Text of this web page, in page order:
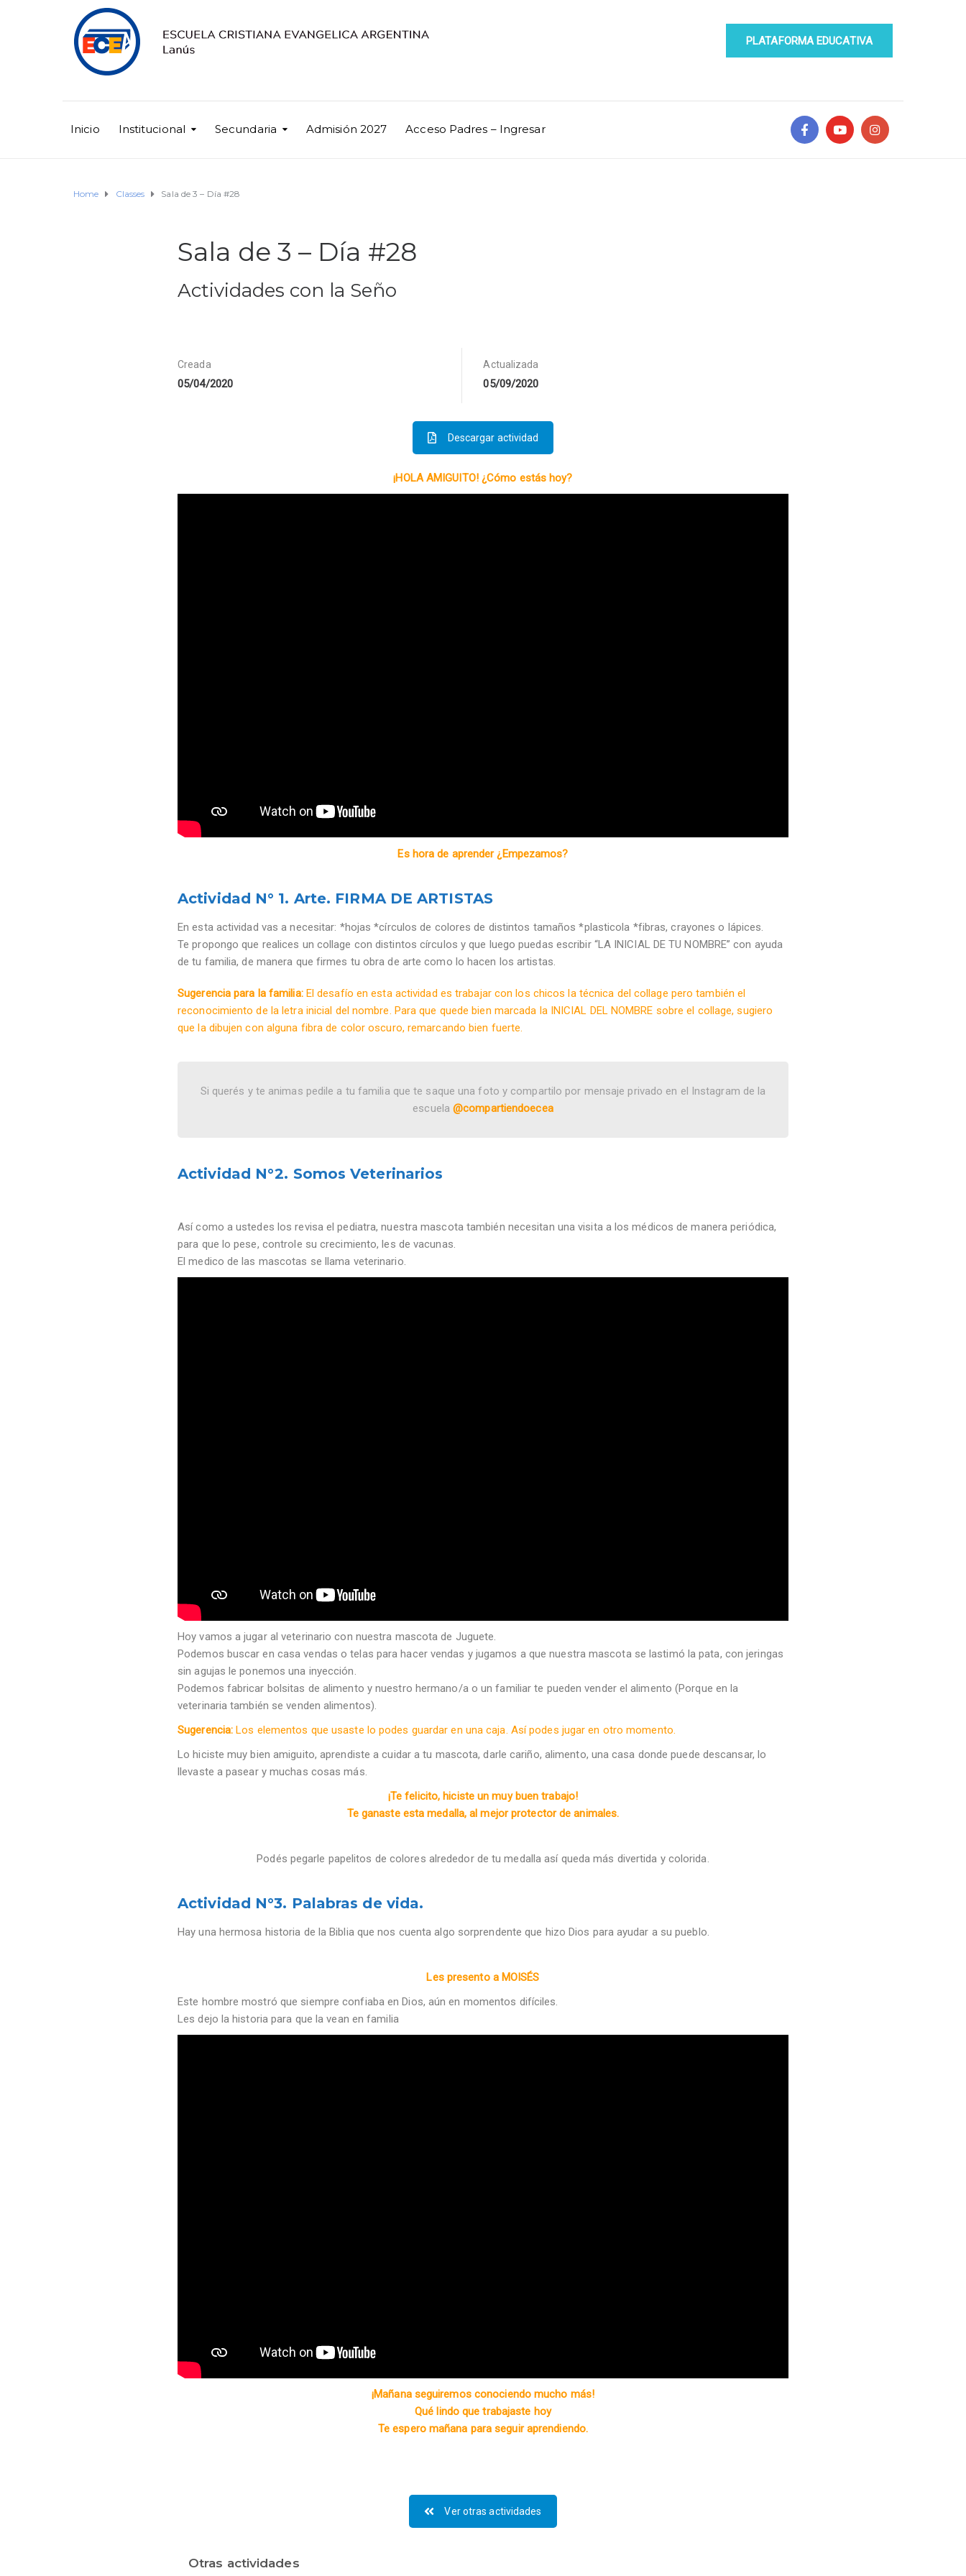
PLATAFORMA EDUCATIVA
Inicio Institucional Secundaria Admisión 2027 Acceso Padres – Ingresar
Home Classes Sala de 3 – Día #28
Sala de 3 – Día #28
Actividades con la Seño
Creada
05/04/2020
Actualizada
05/09/2020
Descargar actividad
¡HOLA AMIGUITO! ¿Cómo estás hoy?
Es hora de aprender ¿Empezamos?
Actividad N° 1. Arte. FIRMA DE ARTISTAS
En esta actividad vas a necesitar: *hojas *círculos de colores de distintos tamaños *plasticola *fibras, crayones o lápices.
Te propongo que realices un collage con distintos círculos y que luego puedas escribir “LA INICIAL DE TU NOMBRE” con ayuda
de tu familia, de manera que firmes tu obra de arte como lo hacen los artistas.
Sugerencia para la familia:El desafío en esta actividad es trabajar con los chicos la técnica del collage pero también el
reconocimiento de la letra inicial del nombre. Para que quede bien marcada la INICIAL DEL NOMBRE sobre el collage, sugiero
que la dibujen con alguna fibra de color oscuro, remarcando bien fuerte.
Si querés y te animas pedile a tu familia que te saque una foto y compartilo por mensaje privado en el Instagram de la
escuela@compartiendoecea
Actividad N°2. Somos Veterinarios
Así como a ustedes los revisa el pediatra, nuestra mascota también necesitan una visita a los médicos de manera periódica,
para que lo pese, controle su crecimiento, les de vacunas.
El medico de las mascotas se llama veterinario.
Hoy vamos a jugar al veterinario con nuestra mascota de Juguete.
Podemos buscar en casa vendas o telas para hacer vendas y jugamos a que nuestra mascota se lastimó la pata, con jeringas
sin agujas le ponemos una inyección.
Podemos fabricar bolsitas de alimento y nuestro hermano/a o un familiar te pueden vender el alimento (Porque en la
veterinaria también se venden alimentos).
Sugerencia: Los elementos que usaste lo podes guardar en una caja. Así podes jugar en otro momento.
Lo hiciste muy bien amiguito, aprendiste a cuidar a tu mascota, darle cariño, alimento, una casa donde puede descansar, lo
llevaste a pasear y muchas cosas más.
¡Te felicito, hiciste un muy buen trabajo!
Te ganaste esta medalla, al mejor protector de animales.
Podés pegarle papelitos de colores alrededor de tu medalla así queda más divertida y colorida.
Actividad N°3. Palabras de vida.
Hay una hermosa historia de la Biblia que nos cuenta algo sorprendente que hizo Dios para ayudar a su pueblo.
Les presento a MOISÉS
Este hombre mostró que siempre confiaba en Dios, aún en momentos difíciles.
Les dejo la historia para que la vean en familia
¡Mañana seguiremos conociendo mucho más!
Qué lindo que trabajaste hoy
Te espero mañana para seguir aprendiendo.
Ver otras actividades
Otras actividades